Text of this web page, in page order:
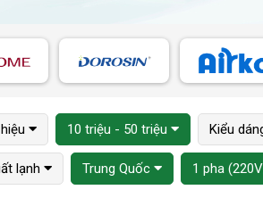
10 triệu - 50 triệu Kiểu
lạnh Trung Quốc 1 pha